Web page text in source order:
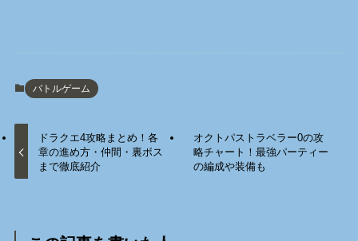
バトルゲーム
ドラクエ4攻略まとめ！各
章の進め方・仲間・裏ボス
まで徹底紹介
オクトパストラベラー0の攻
略チャート！最強パーティー
の編成や装備も